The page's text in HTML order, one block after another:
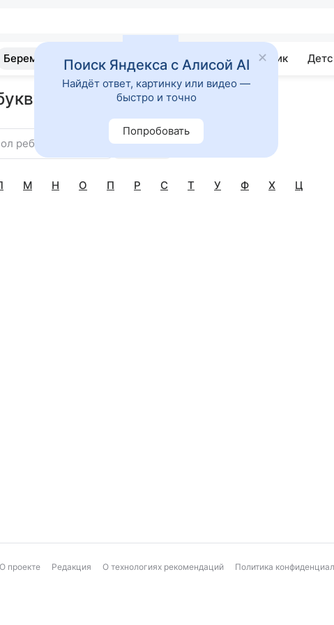
Беременность Развитие Почемучка Учебник
Ш
ребенка Найти
М Н О П Р С Т У Ф Х Ц
О проекте Редакция О технологиях рекомендаций Политика
Поиск Яндекса с Алисой AI
Найдёт ответ, картинку или видео —
быстро и точно
Попробовать